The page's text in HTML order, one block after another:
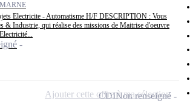
Electricite - Automatisme H/F DESCRIPTION : Vous
& Industrie, qui réalise des missions de Maitrise d'oeuvre
CDINon renseigné
Ajouter cette offre à ma sélection